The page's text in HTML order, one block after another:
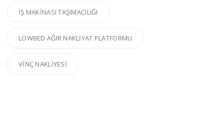
IŞ MAKINASI TAŞIMACILIĞI
LOWBED AĞIR NAKLIYAT PLATFORMU
VINÇ NAKLIYESI